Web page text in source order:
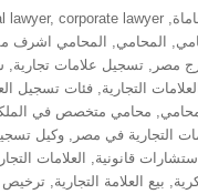
,
lawyer, corporate lawyer
المحامي المحامي اشرف
مصر
,تسجيل علامات تجارية
التجارية ,فئات تسجيل
محامي متخصص في
التجارية في مصر
,وكيل
قانونية العلامات
بيع العلامة التجارية ,ترخيص